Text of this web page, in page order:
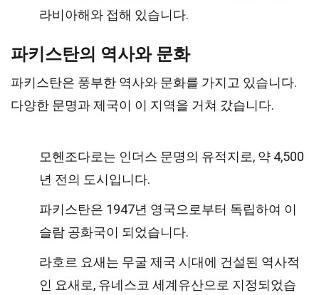
라비아해와 접해 있습니다.
파키스탄의 역사와 문화
파키스탄은 풍부한 역사와 문화를 가지고 있습니다.
다양한 문명과 제국이 이 지역을 거쳐 갔습니다.
모헨조다로는 인더스 문명의 유적지로, 약 4,500
년 전의 도시입니다.
파키스탄은 1947년 영국으로부터 독립하여 이
슬람 공화국이 되었습니다.
라호르 요새는 무굴 제국 시대에 건설된 역사적
인 요새로, 유네스코 세계유산으로 지정되었습